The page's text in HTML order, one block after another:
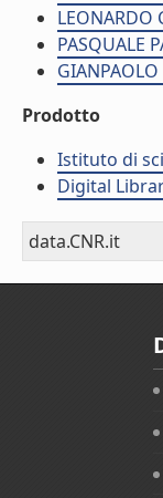
LEONARDO
PASQUALE
GIANPAOLO
Prodotto
Istituto di
Digital
data.CNR.it